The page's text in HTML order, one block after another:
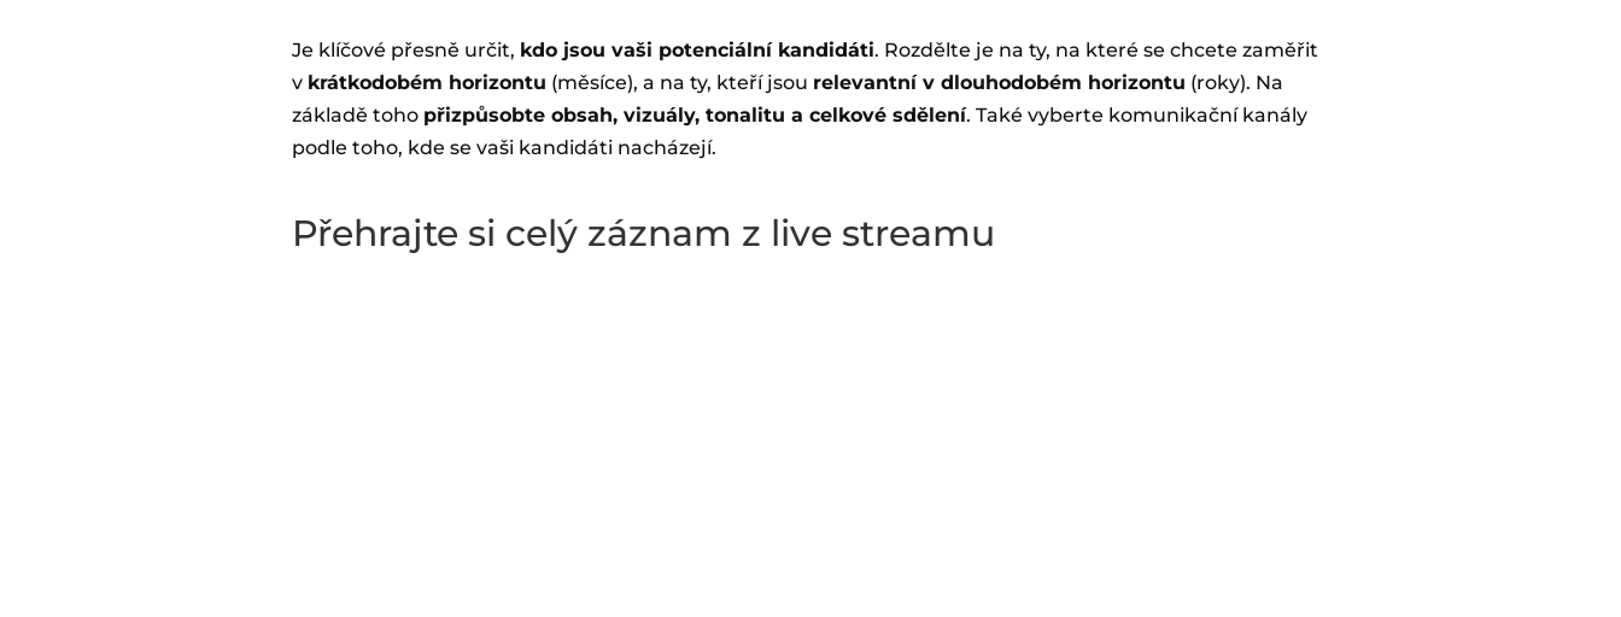
Je klíčové přesně určit, kdo jsou vaši potenciální kandidáti. Rozdělte je na ty, na které se chcete zaměřit
v krátkodobém horizontu (měsíce), a na ty, kteří jsou relevantní v dlouhodobém horizontu (roky). Na
základě toho přizpůsobte obsah, vizuály, tonalitu a celkové sdělení. Také vyberte komunikační kanály
podle toho, kde se vaši kandidáti nacházejí.
Přehrajte si celý záznam z live streamu